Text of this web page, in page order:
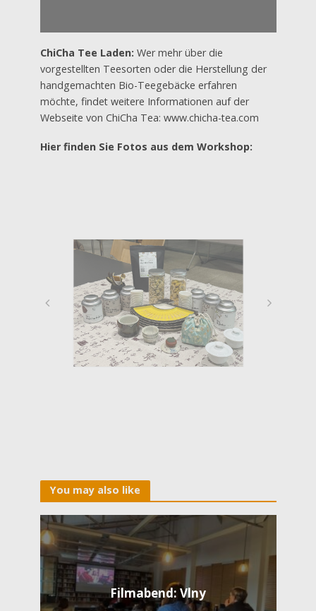
ChiCha Tee Laden: Wer mehr über die
vorgestellten Teesorten oder die Herstellung der
handgemachten Bio-Teegebäcke erfahren
möchte, findet weitere Informationen auf der
Webseite von ChiCha Tea: www.chicha-tea.com
Hier finden Sie Fotos aus dem Workshop:
You may also like
Filmabend: Vlny